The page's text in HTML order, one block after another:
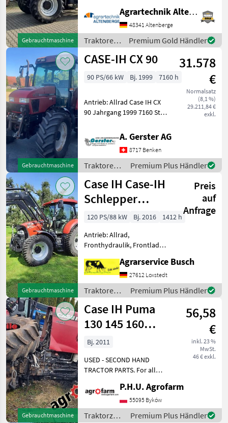
Gebrauchtmaschine
EHR, Luftsitz,
Kabinenfederung, AdBlue,
Wegezapfwelle, Radio,
Fahrzeugpapiere
vorhanden,
Außenbedienung Hec
Agrartechnik Altenberge GmbH
48341 Altenberge
Traktoren
/ Case IH
Premium Gold Händler
Gebrauchtmaschine
CASE-IH CX 90
31.578
€
Normalsatz
(8,1 %)
29.211,84 €
exkl.
90 PS/66 kW Bj. 1999 7160 h
Antrieb: Allrad Case IH CX
90 Jahrgang 1999 7160 Std,
Steuergeräte
Fronthydraulik und
Frontzapfwelle
Klimaanlage H
A. Gerster AG
8717 Benken
Traktoren /
Case IH
Premium Plus Händler
Gebrauchtmaschine
Case IH Case-IH
Schlepper
Maxxum 120 EP
4 Zylinder Trima
Preis
auf
Anfrage
120 PS/88 kW Bj. 2016
1412 h
Antrieb: Allrad,
Fronthydraulik, Frontlader,
Getriebeart Landmaschine:
Lastschaltgetriebe,
Plattform: Kabine,
Klimaanlage,
Zapfwellendrehzahl: 540/75
Agrarservice Busch
27612 Loxstedt
Traktoren /
Case IH
Premium Plus Händler
Gebrauchtmaschine
Case IH Puma
130 145 160
parts,
pieces
56,58
€
inkl. 23 %
MwSt.
46 € exkl.
Bj. 2011
USED - SECOND HAND
TRACTOR PARTS. For all
message by e-mail either
whatsapp. TRAKTOR -
SCHLEPPER ERSATZTEILE.
Bei weiteren fragen
P.H.U. Agrofarm
55095 Byków
TraktorzubehörPremium Plus Händler